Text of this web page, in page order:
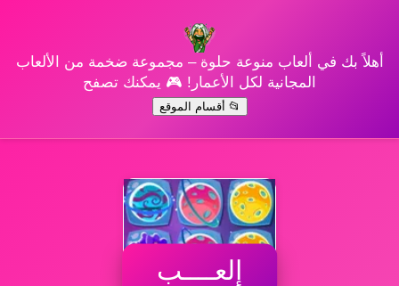
أهلاً بك في ألعاب منوعة حلوة – مجموعة ضخمة من الألعاب
المجانية لكل الأعمار! 🎮 يمكنك تصفح
📂 أقسام الموقع
إلعــــب